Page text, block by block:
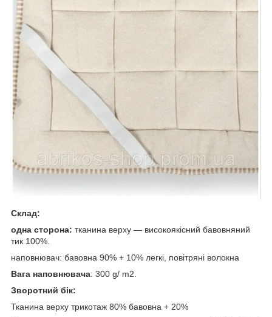
Склад:
одна сторона: тканина верху — високоякісний бавовняний
тик 100%.
наповнювач: бавовна 90% + 10% легкі, повітряні волокна
Вага наповнювача: 300 g/ m2.
Зворотний бік:
Тканина верху трикотаж 80% бавовна + 20%